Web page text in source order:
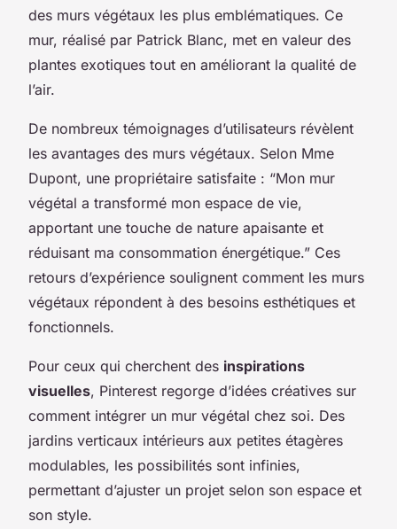
des murs végétaux les plus emblématiques. Ce
mur, réalisé par Patrick Blanc, met en valeur des
plantes exotiques tout en améliorant la qualité de
l’air.
De nombreux témoignages d’utilisateurs révèlent
les avantages des murs végétaux. Selon Mme
Dupont, une propriétaire satisfaite : “Mon mur
végétal a transformé mon espace de vie,
apportant une touche de nature apaisante et
réduisant ma consommation énergétique.” Ces
retours d’expérience soulignent comment les murs
végétaux répondent à des besoins esthétiques et
fonctionnels.
Pour ceux qui cherchent des inspirations
visuelles, Pinterest regorge d’idées créatives sur
comment intégrer un mur végétal chez soi. Des
jardins verticaux intérieurs aux petites étagères
modulables, les possibilités sont infinies,
permettant d’ajuster un projet selon son espace et
son style.